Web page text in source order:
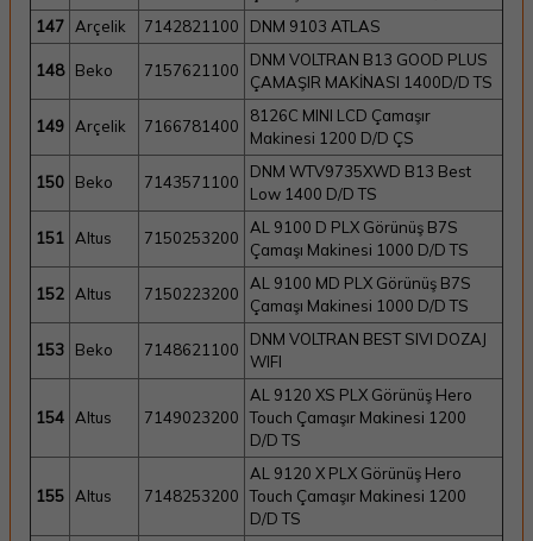
147 Arçelik 7142821100 DNM 9103 ATLAS
148 Beko 7157621100
DNM VOLTRAN B13 GOOD PLUS
ÇAMAŞIR MAKİNASI 1400D/D TS
149 Arçelik 7166781400
8126C MINI LCD Çamaşır
Makinesi 1200 D/D ÇS
150 Beko 7143571100
DNM WTV9735XWD B13 Best
Low 1400 D/D TS
151 Altus 7150253200
AL 9100 D PLX Görünüş B7S
Çamaşı Makinesi 1000 D/D TS
152 Altus 7150223200
AL 9100 MD PLX Görünüş B7S
Çamaşı Makinesi 1000 D/D TS
153 Beko 7148621100
DNM VOLTRAN BEST SIVI DOZAJ
WIFI
154 Altus 7149023200
AL 9120 XS PLX Görünüş Hero
Touch Çamaşır Makinesi 1200
D/D TS
155 Altus 7148253200
AL 9120 X PLX Görünüş Hero
Touch Çamaşır Makinesi 1200
D/D TS